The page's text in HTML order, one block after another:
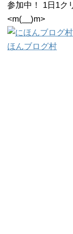
参加中！ 1日1ク
<m(__)m>
ほんブログ村